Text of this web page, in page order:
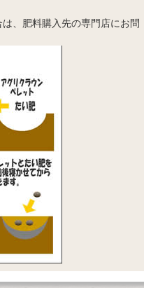
、肥料購入先の専門店にお問